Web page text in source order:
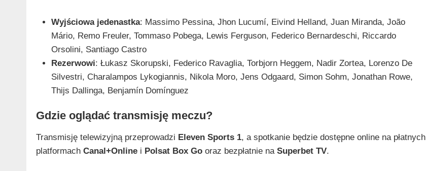
Wyjściowa jedenastka: Massimo Pessina, Jhon Lucumí, Eivind Helland, Juan Miranda, João
Mário, Remo Freuler, Tommaso Pobega, Lewis Ferguson, Federico Bernardeschi, Riccardo
Orsolini, Santiago Castro
Rezerwowi: Łukasz Skorupski, Federico Ravaglia, Torbjorn Heggem, Nadir Zortea, Lorenzo De
Silvestri, Charalampos Lykogiannis, Nikola Moro, Jens Odgaard, Simon Sohm, Jonathan Rowe,
Thijs Dallinga, Benjamín Domínguez
Gdzie oglądać transmisję meczu?
Transmisję telewizyjną przeprowadzi Eleven Sports 1, a spotkanie będzie dostępne online na płatnych
platformach Canal+Onlinei Polsat Box Gooraz bezpłatnie na Superbet TV.